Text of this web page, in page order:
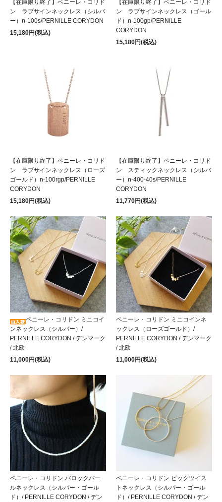
【在庫限り終了】ペニーレ・コリド
ン ラブサインネックレス（シルバ
ー）n-100s/PERNILLE CORYDON
15,180円(税込)
【在庫限り終了】ペニーレ・コリド
ン ラブサインネックレス（ゴール
ド）n-100gp/PERNILLE
CORYDON
15,180円(税込)
【在庫限り終了】ペニーレ・コリド
ン ラブサインネックレス（ローズ
ゴールド）n-100rgp/PERNILLE
CORYDON
15,180円(税込)
【在庫限り終了】ペニーレ・コリド
ン スティックネックレス（シルバ
ー）n-400-40s/PERNILLE
CORYDON
11,770円(税込)
ペニーレ・コリドン ミニコイ
ンネックレス（シルバー）/
PERNILLE CORYDON / デンマーク
/ 北欧
11,000円(税込)
ペニーレ・コリドン ミニコインネ
ックレス（ローズゴールド）/
PERNILLE CORYDON / デンマーク
/ 北欧
11,000円(税込)
ペニーレ・コリドン バロックパー
ルネックレス（シルバー・ゴール
ド）/ PERNILLE CORYDON / デン
ペニーレ・コリドン ビッグツイス
トネックレス（シルバー・ゴール
ド）/ PERNILLE CORYDON / デン